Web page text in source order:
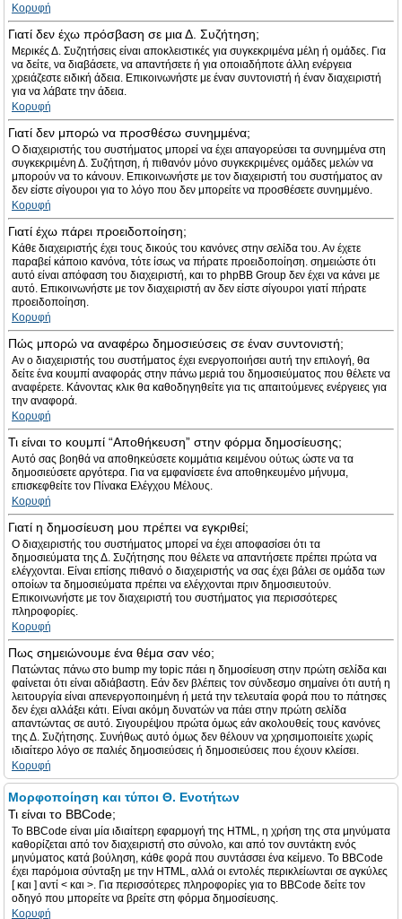
Κορυφή
Γιατί δεν έχω πρόσβαση σε μια Δ. Συζήτηση;
Μερικές Δ. Συζητήσεις είναι αποκλειστικές για συγκεκριμένα μέλη ή ομάδες. Για
να δείτε, να διαβάσετε, να απαντήσετε ή για οποιαδήποτε άλλη ενέργεια
χρειάζεστε ειδική άδεια. Επικοινωνήστε με έναν συντονιστή ή έναν διαχειριστή
για να λάβατε την άδεια.
Κορυφή
Γιατί δεν μπορώ να προσθέσω συνημμένα;
Ο διαχειριστής του συστήματος μπορεί να έχει απαγορεύσει τα συνημμένα στη
συγκεκριμένη Δ. Συζήτηση, ή πιθανόν μόνο συγκεκριμένες ομάδες μελών να
μπορούν να το κάνουν. Επικοινωνήστε με τον διαχειριστή του συστήματος αν
δεν είστε σίγουροι για το λόγο που δεν μπορείτε να προσθέσετε συνημμένο.
Κορυφή
Γιατί έχω πάρει προειδοποίηση;
Κάθε διαχειριστής έχει τους δικούς του κανόνες στην σελίδα του. Αν έχετε
παραβεί κάποιο κανόνα, τότε ίσως να πήρατε προειδοποίηση. σημειώστε ότι
αυτό είναι απόφαση του διαχειριστή, και το phpBB Group δεν έχει να κάνει με
αυτό. Επικοινωνήστε με τον διαχειριστή αν δεν είστε σίγουροι γιατί πήρατε
προειδοποίηση.
Κορυφή
Πώς μπορώ να αναφέρω δημοσιεύσεις σε έναν συντονιστή;
Αν ο διαχειριστής του συστήματος έχει ενεργοποιήσει αυτή την επιλογή, θα
δείτε ένα κουμπί αναφοράς στην πάνω μεριά του δημοσιεύματος που θέλετε να
αναφέρετε. Κάνοντας κλικ θα καθοδηγηθείτε για τις απαιτούμενες ενέργειες για
την αναφορά.
Κορυφή
Τι είναι το κουμπί “Αποθήκευση” στην φόρμα δημοσίευσης;
Αυτό σας βοηθά να αποθηκεύσετε κομμάτια κειμένου ούτως ώστε να τα
δημοσιεύσετε αργότερα. Για να εμφανίσετε ένα αποθηκευμένο μήνυμα,
επισκεφθείτε τον Πίνακα Ελέγχου Μέλους.
Κορυφή
Γιατί η δημοσίευση μου πρέπει να εγκριθεί;
Ο διαχειριστής του συστήματος μπορεί να έχει αποφασίσει ότι τα
δημοσιεύματα της Δ. Συζήτησης που θέλετε να απαντήσετε πρέπει πρώτα να
ελέγχονται. Είναι επίσης πιθανό ο διαχειριστής να σας έχει βάλει σε ομάδα των
οποίων τα δημοσιεύματα πρέπει να ελέγχονται πριν δημοσιευτούν.
Επικοινωνήστε με τον διαχειριστή του συστήματος για περισσότερες
πληροφορίες.
Κορυφή
Πως σημειώνουμε ένα θέμα σαν νέο;
Πατώντας πάνω στο bump my topic πάει η δημοσίευση στην πρώτη σελίδα και
φαίνεται ότι είναι αδιάβαστη. Εάν δεν βλέπεις τον σύνδεσμο σημαίνει ότι αυτή η
λειτουργία είναι απενεργοποιημένη ή μετά την τελευταία φορά που το πάτησες
δεν έχει αλλάξει κάτι. Είναι ακόμη δυνατών να πάει στην πρώτη σελίδα
απαντώντας σε αυτό. Σιγουρέψου πρώτα όμως εάν ακολουθείς τους κανόνες
της Δ. Συζήτησης. Συνήθως αυτό όμως δεν θέλουν να χρησιμοποιείτε χωρίς
ιδιαίτερο λόγο σε παλιές δημοσιεύσεις ή δημοσιεύσεις που έχουν κλείσει.
Κορυφή
Μορφοποίηση και τύποι Θ. Ενοτήτων
Τι είναι το BBCode;
Το BBCode είναι μία ιδιαίτερη εφαρμογή της HTML, η χρήση της στα μηνύματα
καθορίζεται από τον διαχειριστή στο σύνολο, και από τον συντάκτη ενός
μηνύματος κατά βούληση, κάθε φορά που συντάσσει ένα κείμενο. Το BBCode
έχει παρόμοια σύνταξη με την HTML, αλλά οι εντολές περικλείωνται σε αγκύλες
[ και ] αντί < και >. Για περισσότερες πληροφορίες για το BBCode δείτε τον
οδηγό που μπορείτε να βρείτε στη φόρμα δημοσίευσης.
Κορυφή